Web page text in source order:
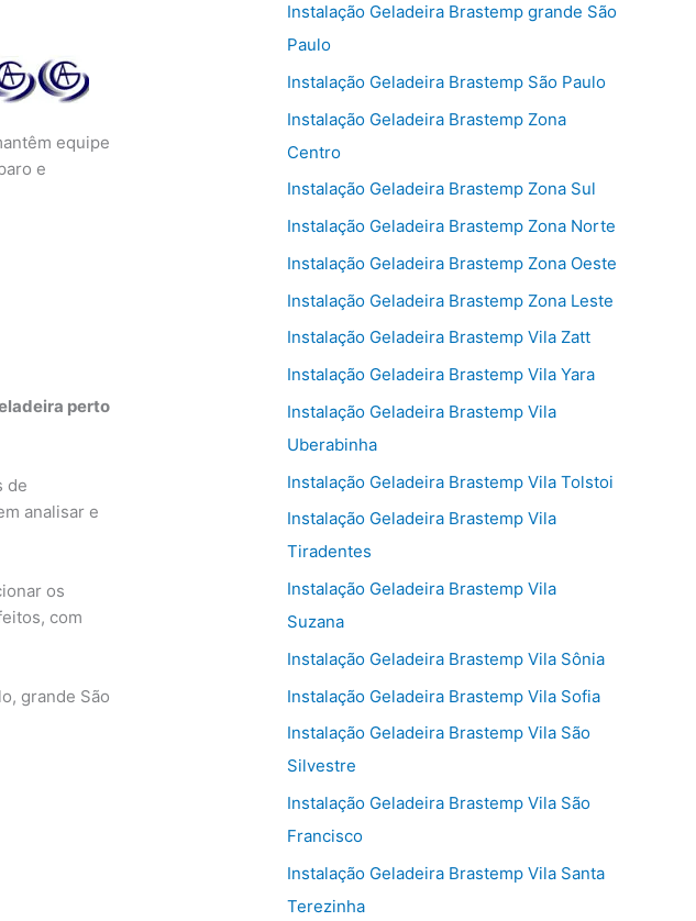
equipe
e
perto
de
analisar e
os
com
grande São
Instalação Geladeira Brastemp grande São
Paulo
Instalação Geladeira Brastemp São Paulo
Instalação Geladeira Brastemp Zona
Centro
Instalação Geladeira Brastemp Zona Sul
Instalação Geladeira Brastemp Zona Norte
Instalação Geladeira Brastemp Zona Oeste
Instalação Geladeira Brastemp Zona Leste
Instalação Geladeira Brastemp Vila Zatt
Instalação Geladeira Brastemp Vila Yara
Instalação Geladeira Brastemp Vila
Uberabinha
Instalação Geladeira Brastemp Vila Tolstoi
Instalação Geladeira Brastemp Vila
Tiradentes
Instalação Geladeira Brastemp Vila
Suzana
Instalação Geladeira Brastemp Vila Sônia
Instalação Geladeira Brastemp Vila Sofia
Instalação Geladeira Brastemp Vila São
Silvestre
Instalação Geladeira Brastemp Vila São
Francisco
Instalação Geladeira Brastemp Vila Santa
Terezinha